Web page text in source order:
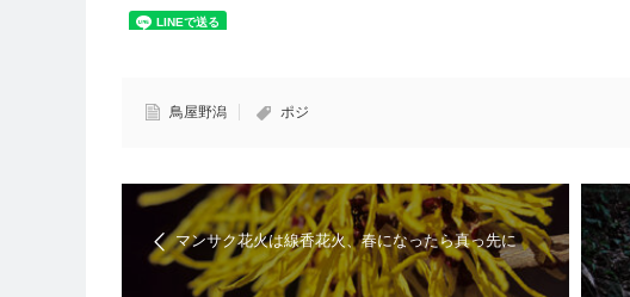
鳥屋野潟 ポジ
マンサク花火は線香花火、春になったら真っ先に
花火を散らす